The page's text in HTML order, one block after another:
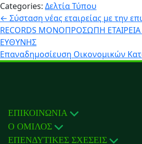
Categories: Δελτία Τύπου
Πλοήγηση
άρθρων
← Σύσταση νέας εταιρείας με την
RECORDS ΜΟΝΟΠΡΟΣΩΠΗ
ΕΥΘΥΝΗΣ
Επαναδημοσίευση Οικονομικών
ΕΠΙΚΟΙΝΩΝΙΑ
Ο ΟΜΙΛΟΣ
ΕΠΕΝΔΥΤΙΚΕΣ ΣΧΕΣΕΙΣ